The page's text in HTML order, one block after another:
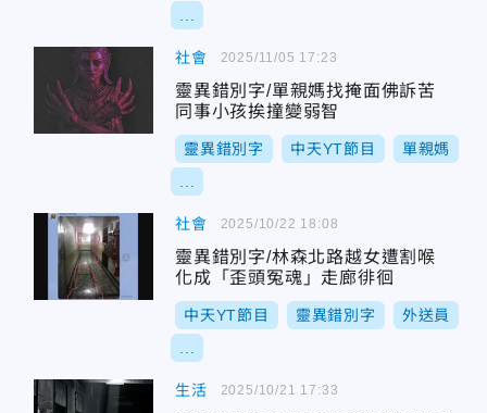
社會
靈異錯別字/單親媽找掩面佛訴苦
同事小孩挨撞變弱智
靈異錯別字 中天YT節目 單親媽
2025/11/05 17:23
社會
靈異錯別字/林森北路越女遭割喉
化成「歪頭冤魂」走廊徘徊
中天YT節目 靈異錯別字 外送員
2025/10/22 18:08
生活 2025/10/21 17:33